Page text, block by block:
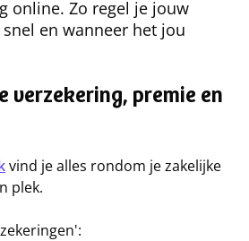
online. Zo regel je jouw
en wanneer het jou
verzekering, premie en
vind je alles rondom je zakelijke
plek.